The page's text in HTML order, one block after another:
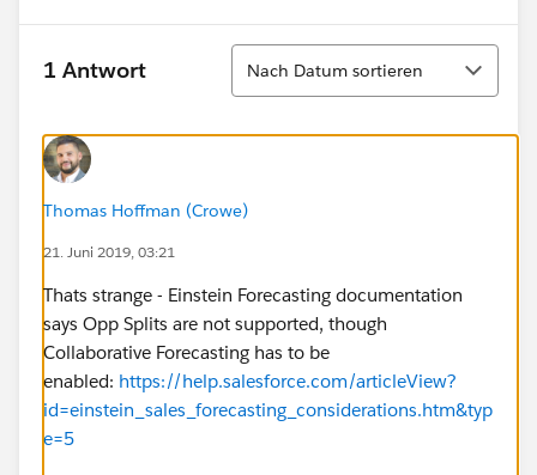
1 Antwort
Sortieren
Nach Datum sortieren
Thomas Hoffman (Crowe)
21. Juni 2019, 03:21
Thats strange - Einstein Forecasting documentation
says Opp Splits are not supported, though
Collaborative Forecasting has to be
enabled: https://help.salesforce.com/articleView?
id=einstein_sales_forecasting_considerations.htm&typ
e=5